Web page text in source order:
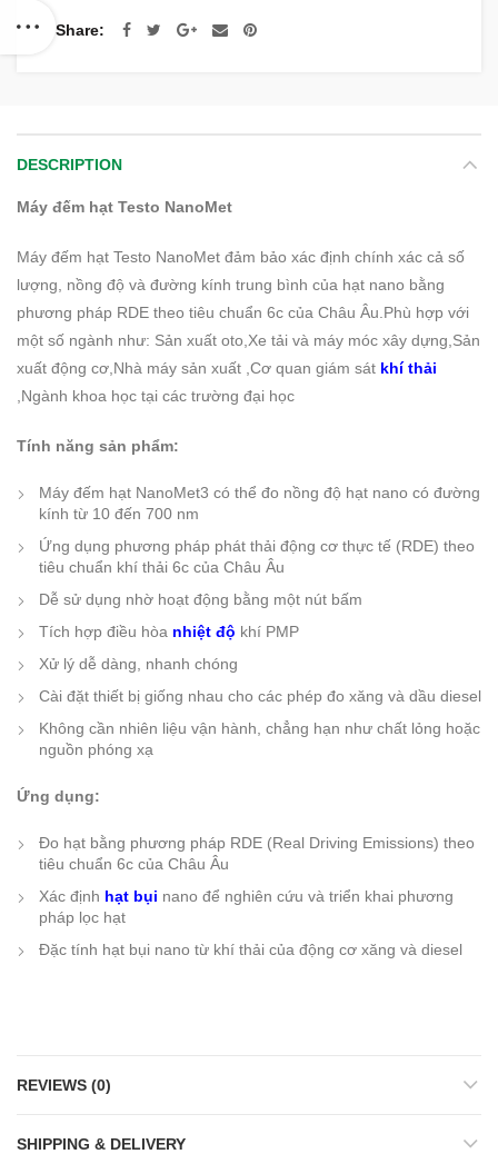
Share
DESCRIPTION
Máy đếm hạt Testo NanoMet
Máy đếm hạt Testo NanoMet đảm bảo xác định chính xác cả số
lượng, nồng độ và đường kính trung bình của hạt nano bằng
phương pháp RDE theo tiêu chuẩn 6c của Châu Âu.Phù hợp với
một số ngành như: Sản xuất oto,Xe tải và máy móc xây dựng,Sản
xuất động cơ,Nhà máy sản xuất ,Cơ quan giám sát khí thải
,Ngành khoa học tại các trường đại học
Tính năng sản phẩm:
Máy đếm hạt NanoMet3 có thể đo nồng độ hạt nano có đường
kính từ 10 đến 700 nm
Ứng dụng phương pháp phát thải động cơ thực tế (RDE) theo
tiêu chuẩn khí thải 6c của Châu Âu
Dễ sử dụng nhờ hoạt động bằng một nút bấm
Tích hợp điều hòa nhiệt độ khí PMP
Xử lý dễ dàng, nhanh chóng
Cài đặt thiết bị giống nhau cho các phép đo xăng và dầu diesel
Không cần nhiên liệu vận hành, chẳng hạn như chất lỏng hoặc
nguồn phóng xạ
Ứng dụng:
Đo hạt bằng phương pháp RDE (Real Driving Emissions) theo
tiêu chuẩn 6c của Châu Âu
Xác định hạt bụi nano để nghiên cứu và triển khai phương
pháp lọc hạt
Đặc tính hạt bụi nano từ khí thải của động cơ xăng và diesel
REVIEWS (0)
SHIPPING & DELIVERY